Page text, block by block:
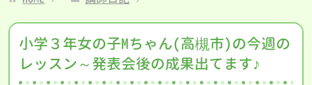
小学３年女の子Mちゃん(高槻市)の今週の
レッスン～発表会後の成果出てます♪